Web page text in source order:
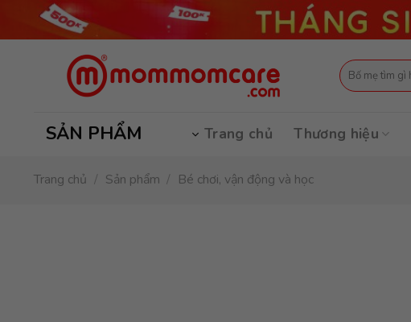
Tìm
kiếm:
SẢN PHẨM Trang chủ Thương hiệu
Trang chủ / Sản phẩm / Bé chơi, vận động và học